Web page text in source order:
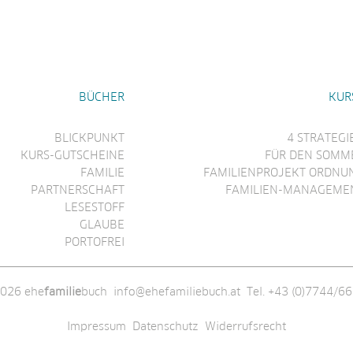
BÜCHER
BLICKPUNKT
KURS-GUTSCHEINE
FAMILIE
PARTNERSCHAFT
LESESTOFF
GLAUBE
PORTOFREI
4
FÜR DEN
FAMILIENPROJEKT
FAMILIEN-
ehefamiliebuch info@ehefamiliebuch.at Tel. +43 (0)7744/
Impressum Datenschutz Widerrufsrecht